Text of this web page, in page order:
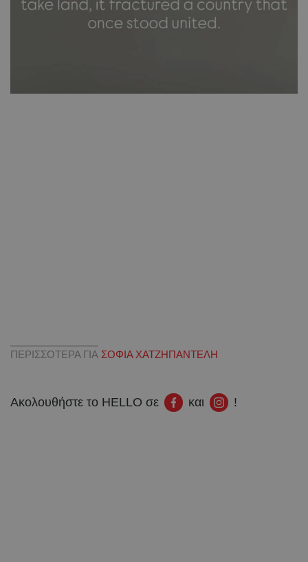
ΠΕΡΙΣΣΟΤΕΡΑ ΓΙΑ ΣΟΦΙΑ ΧΑΤΖΗΠΑΝΤΕΛΗ
Ακολουθήστε το HELLO σε και !